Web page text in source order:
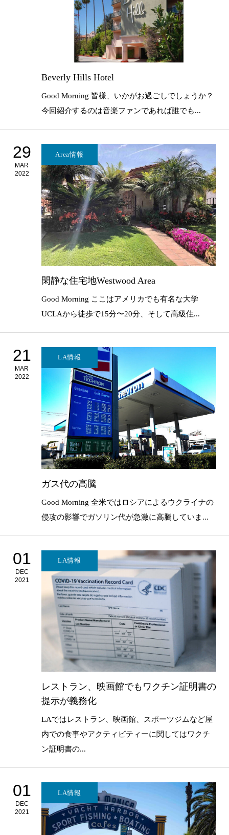
Beverly Hills Hotel
Good Morning 皆様、いかがお過ごしでしょうか？
今回紹介するのは音楽ファンであれば誰でも...
29
MAR
2022
Area情報
閑静な住宅地Westwood Area
Good Morning ここはアメリカでも有名な大学
UCLAから徒歩で15分〜20分、そして高級住...
21
MAR
2022
LA情報
ガス代の高騰
Good Morning 全米ではロシアによるウクライナの
侵攻の影響でガソリン代が急激に高騰していま...
01
DEC
2021
LA情報
レストラン、映画館でもワクチン証明書の
提示が義務化
LAではレストラン、映画館、スポーツジムなど屋
内での食事やアクティビティーに関してはワクチ
ン証明書の...
01
DEC
2021
LA情報